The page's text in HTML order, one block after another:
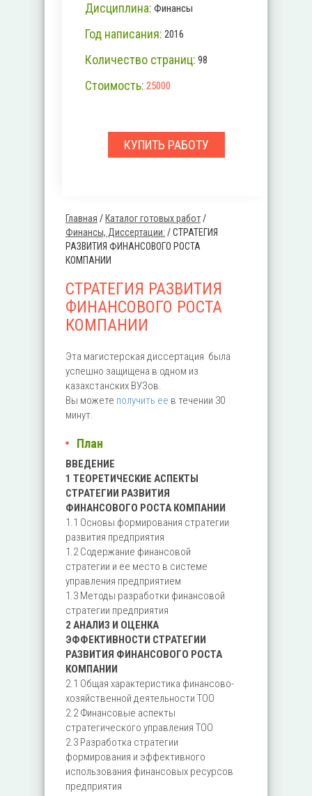
Вы здесь
Главная / Каталог готовых работ/
Финансы, Диссертации: /СТРАТЕГИЯ
РАЗВИТИЯ ФИНАНСОВОГО РОСТА
КОМПАНИИ
СТРАТЕГИЯ РАЗВИТИЯ
ФИНАНСОВОГО РОСТА
КОМПАНИИ
Эта магистерская диссертация была
успешно защищена в одном из
казахстанских ВУЗов.
Вы можете получить ее в течении 30
минут.
План
ВВЕДЕНИЕ
1 ТЕОРЕТИЧЕСКИЕ АСПЕКТЫ
СТРАТЕГИИ РАЗВИТИЯ
ФИНАНСОВОГО РОСТА КОМПАНИИ
1.1 Основы формирования стратегии
развития предприятия
1.2 Содержание финансовой
стратегии и ее место в системе
управления предприятием
1.3 Методы разработки финансовой
стратегии предприятия
2 АНАЛИЗ И ОЦЕНКА
ЭФФЕКТИВНОСТИ СТРАТЕГИИ
РАЗВИТИЯ ФИНАНСОВОГО РОСТА
КОМПАНИИ
2.1 Общая характеристика финансово-
хозяйственной деятельности ТОО
2.2 Финансовые аспекты
стратегического управления ТОО
2.3 Разработка стратегии
формирования и эффективного
использования финансовых ресурсов
предприятия
Дисциплина: Финансы
Год написания: 2016
Количество страниц: 98
Стоимость: 25000
КУПИТЬ РАБОТУ